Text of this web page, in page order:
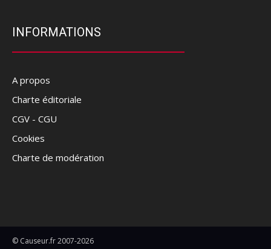
INFORMATIONS
A propos
Charte éditoriale
CGV - CGU
Cookies
Charte de modération
© Causeur.fr 2007-2026